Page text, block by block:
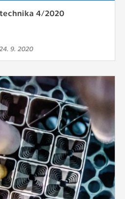
technika 4/2020
24. 9. 2020